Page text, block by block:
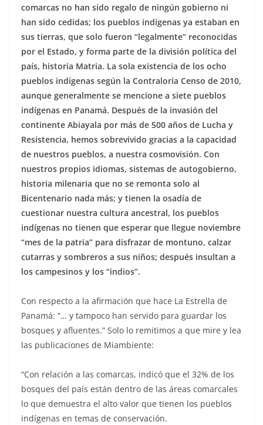
comarcas no han sido regalo de ningún gobierno ni
han sido cedidas; los pueblos indígenas ya estaban en
sus tierras, que solo fueron “legalmente” reconocidas
por el Estado, y forma parte de la división política del
país, historia Matria. La sola existencia de los ocho
pueblos indígenas según la Contraloría Censo de 2010,
aunque generalmente se mencione a siete pueblos
indígenas en Panamá. Después de la invasión del
continente Abiayala por más de 500 años de Lucha y
Resistencia, hemos sobrevivido gracias a la capacidad
de nuestros pueblos, a nuestra cosmovisión. Con
nuestros propios idiomas, sistemas de autogobierno,
historia milenaria que no se remonta solo al
Bicentenario nada más; y tienen la osadía de
cuestionar nuestra cultura ancestral, los pueblos
indígenas no tienen que esperar que llegue noviembre
“mes de la patria” para disfrazar de montuno, calzar
cutarras y sombreros a sus niños; después insultan a
los campesinos y los “indios”.
Con respecto a la afirmación que hace La Estrella de
Panamá: “… y tampoco han servido para guardar los
bosques y afluentes.” Solo lo remitimos a que mire y lea
las publicaciones de Miambiente:
“Con relación a las comarcas, indicó que el 32% de los
bosques del país están dentro de las áreas comarcales
lo que demuestra el alto valor que tienen los pueblos
indígenas en temas de conservación.